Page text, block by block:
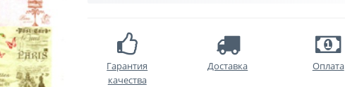
Гарантия
качества
Доставка Оплата